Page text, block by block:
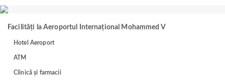
Facilități la Aeroportul Internațional Mohammed V
Hotel Aeroport
ATM
Clinică și farmacii